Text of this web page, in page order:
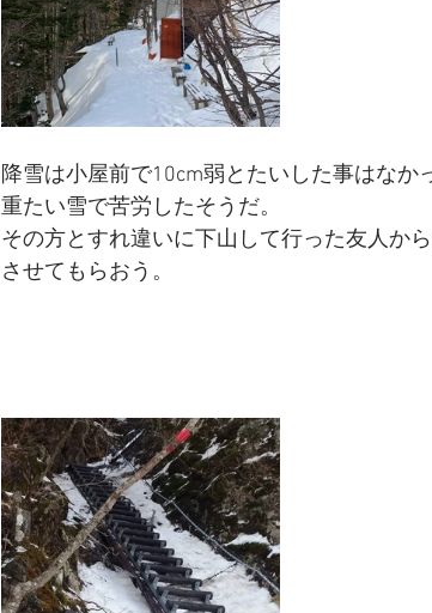
降雪は小屋前で10cm弱とたいした事はな
重たい雪で苦労したそうだ。
その方とすれ違いに下山して行った友人か
させてもらおう。